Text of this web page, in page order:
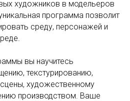
художников в модельеров
программа позволит
среду, персонажей и
вы научитесь
текстурированию,
художественному
производством. Ваше